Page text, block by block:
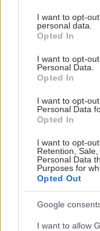
not limited to your
grant or deny
use your data for
consent section.
I want to opt-
personal data.
Opted In
I want to opt-
Personal Data.
Opted In
I want to opt-
Personal Data
Opted In
I want to opt-
Retention,
Personal Data
Purposes for
Opted Out
Google
I want to allow